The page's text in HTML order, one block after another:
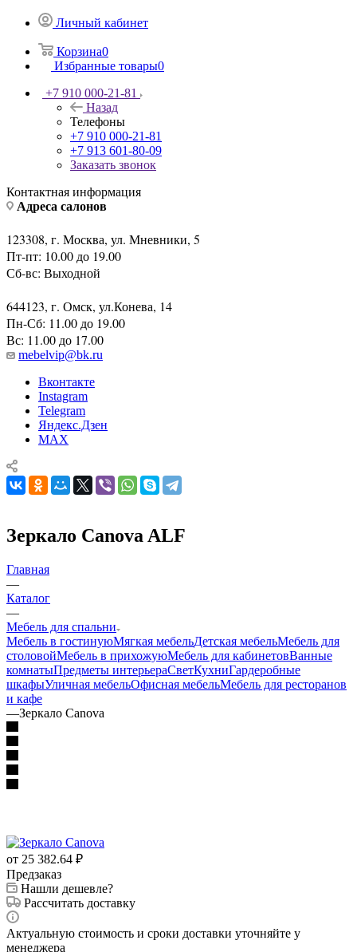
Личный кабинет
Корзина0
Избранные товары0
+7 910 000-21-81
Назад
Телефоны
+7 910 000-21-81
+7 913 601-80-09
Заказать звонок
Контактная информация
Адреса салонов
123308, г. Москва, ул. Мневники, 5
Пт-пт: 10.00 до 19.00
Сб-вс: Выходной
644123, г. Омск, ул.Конева, 14
Пн-Сб: 11.00 до 19.00
Вс: 11.00 до 17.00
mebelvip@bk.ru
Вконтакте
Instagram
Telegram
Яндекс.Дзен
MAX
Зеркало Canova ALF
Главная
—
Каталог
—
Мебель для спальни
Мебель в гостинуюМягкая мебельДетская мебельМебель для
столовойМебель в прихожуюМебель для кабинетовВанные
комнатыПредметы интерьераСветКухниГардеробные
шкафыУличная мебельОфисная мебельМебель для ресторанов
и кафе
—Зеркало Canova
от 25 382.64 ₽
Предзаказ
Нашли дешевле?
Рассчитать доставку
Актуальную стоимость и сроки доставки уточняйте у
менеджера